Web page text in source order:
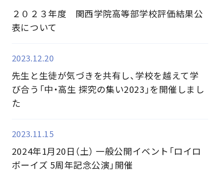
２０２３年度 関西学院高等部学校評価結果公
表について
2023.12.20
先生と生徒が気づきを共有し、学校を越えて学
び合う「中・高生 探究の集い2023」を開催しまし
た
2023.11.15
2024年1月20日（土） 一般公開イベント「ロイロ
ボーイズ 5周年記念公演」開催